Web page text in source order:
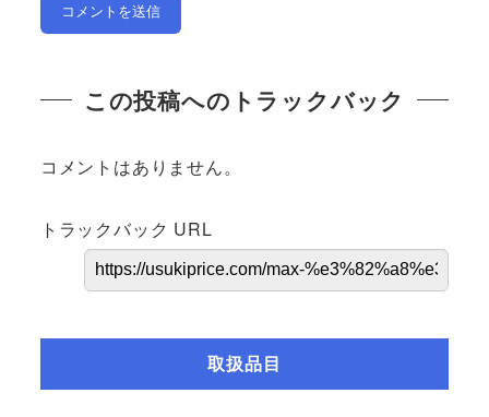
この投稿へのトラックバック
コメントはありません。
トラックバック URL
取扱品目